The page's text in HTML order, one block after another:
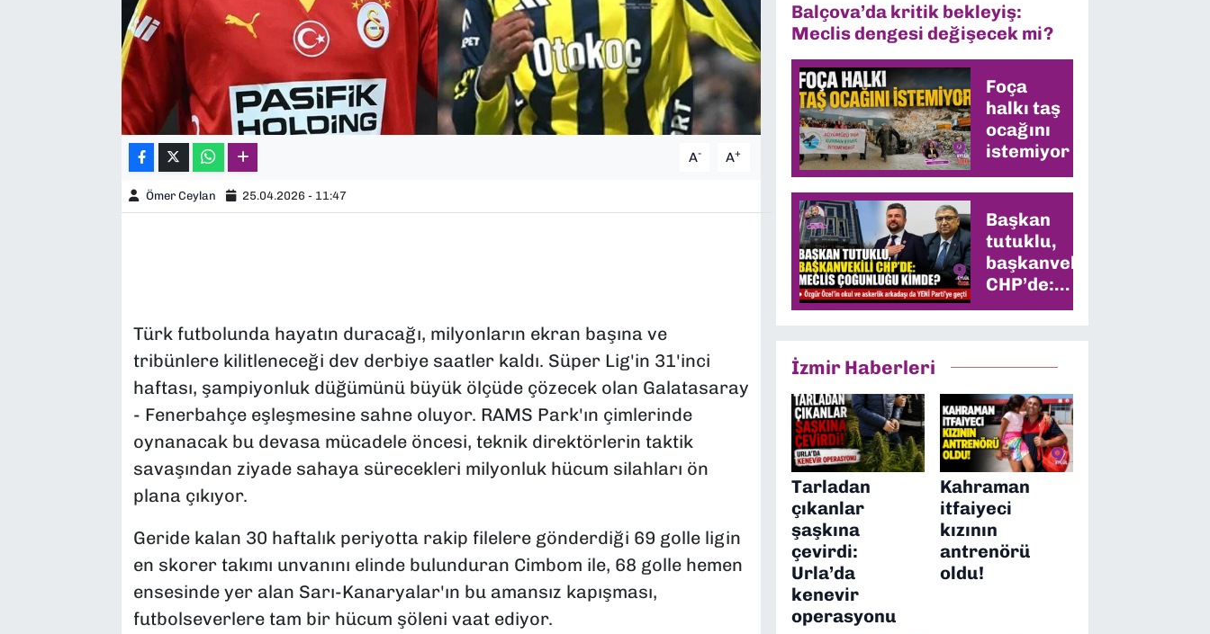
A- A+
Ömer Ceylan 25.04.2026 - 11:47
Türk futbolunda hayatın duracağı, milyonların ekran başına ve
tribünlere kilitleneceği dev derbiye saatler kaldı. Süper Lig'in 31'inci
haftası, şampiyonluk düğümünü büyük ölçüde çözecek olan Galatasaray
- Fenerbahçe eşleşmesine sahne oluyor. RAMS Park'ın çimlerinde
oynanacak bu devasa mücadele öncesi, teknik direktörlerin taktik
savaşından ziyade sahaya sürecekleri milyonluk hücum silahları ön
plana çıkıyor.
Geride kalan 30 haftalık periyotta rakip filelere gönderdiği 69 golle ligin
en skorer takımı unvanını elinde bulunduran Cimbom ile, 68 golle hemen
ensesinde yer alan Sarı-Kanaryalar'ın bu amansız kapışması,
futbolseverlere tam bir hücum şöleni vaat ediyor.
Balçova’da kritik bekleyiş:
Meclis dengesi değişecek mi?
Foça
halkı taş
ocağını
istemiyor
Başkan
tutuklu,
başkanvekili
CHP’de:
Meclis
İzmir Haberleri
Tarladan
çıkanlar
şaşkına
çevirdi:
Urla’da
kenevir
operasyonu
Kahraman
itfaiyeci
kızının
antrenörü
oldu!